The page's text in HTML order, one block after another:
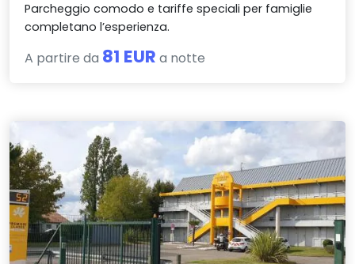
Parcheggio comodo e tariffe speciali per famiglie
completano l’esperienza.
A partire da 81 EUR a notte